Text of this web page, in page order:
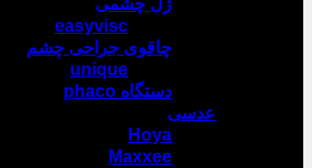
ژل چشمی
easyvisc
چاقوی جراحی چشم
unique
دستگاه phaco
عدسی
Hoya
Maxxee